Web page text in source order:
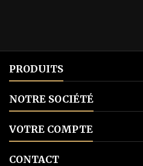
PRODUITS
NOTRE SOCIÉTÉ
VOTRE COMPTE
CONTACT